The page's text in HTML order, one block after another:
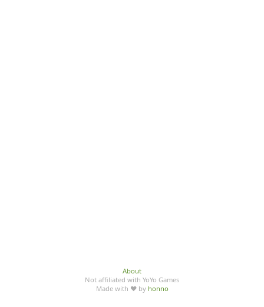
About
Not affiliated with YoYo Games
Made with ♥ by honno